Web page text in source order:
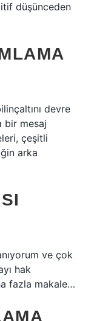
düşünceden
devre
bir mesaj
çeşitli
arka
ve çok
hak
fazla makale…